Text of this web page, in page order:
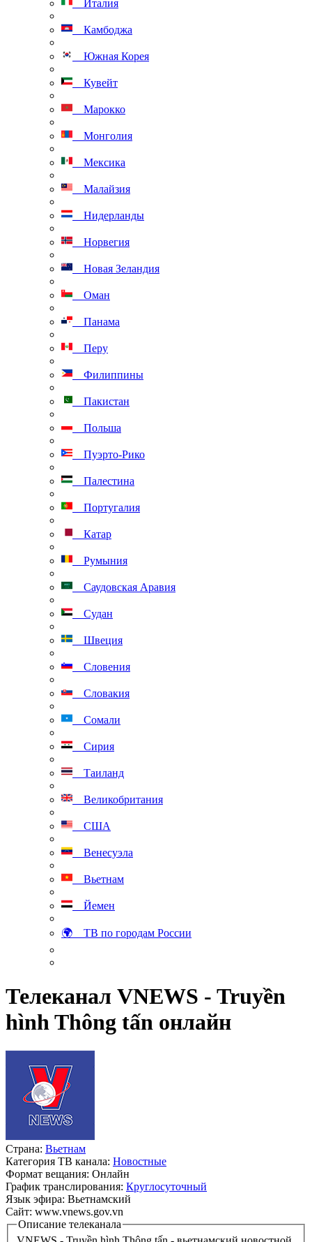
Италия
Камбоджа
Южная Корея
Кувейт
Марокко
Монголия
Мексика
Малайзия
Нидерланды
Норвегия
Новая Зеландия
Оман
Панама
Перу
Филиппины
Пакистан
Польша
Пуэрто-Рико
Палестина
Португалия
Катар
Румыния
Саудовская Аравия
Судан
Швеция
Словения
Словакия
Сомали
Сирия
Таиланд
Великобритания
США
Венесуэла
Вьетнам
Йемен
🌍 ТВ по городам России
Телеканал VNEWS - Truyền
hình Thông tấn онлайн
Страна: Вьетнам
Категория ТВ канала: Новостные
Формат вещания: Онлайн
График транслирования: Круглосуточный
Язык эфира: Вьетнамский
Сайт: www.vnews.gov.vn
Описание телеканала